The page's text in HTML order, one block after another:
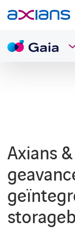
NIEUWS
Nieuws
Axians